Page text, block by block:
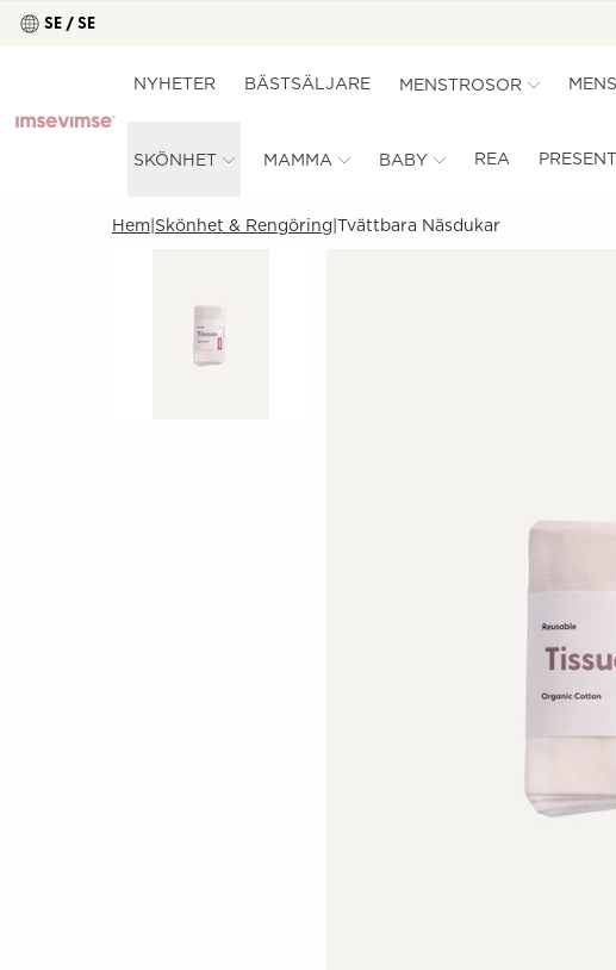
SE / SE
NYHETER BÄSTSÄLJARE MENSTROSOR
SKÖNHET MAMMA BABY REA
Hem Skönhet & Rengöring Tvättbara Näsdukar